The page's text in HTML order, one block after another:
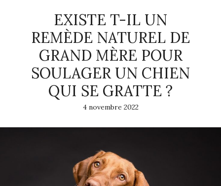
EXISTE T-IL UN
REMÈDE NATUREL DE
GRAND MÈRE POUR
SOULAGER UN CHIEN
QUI SE GRATTE ?
4 novembre 2022